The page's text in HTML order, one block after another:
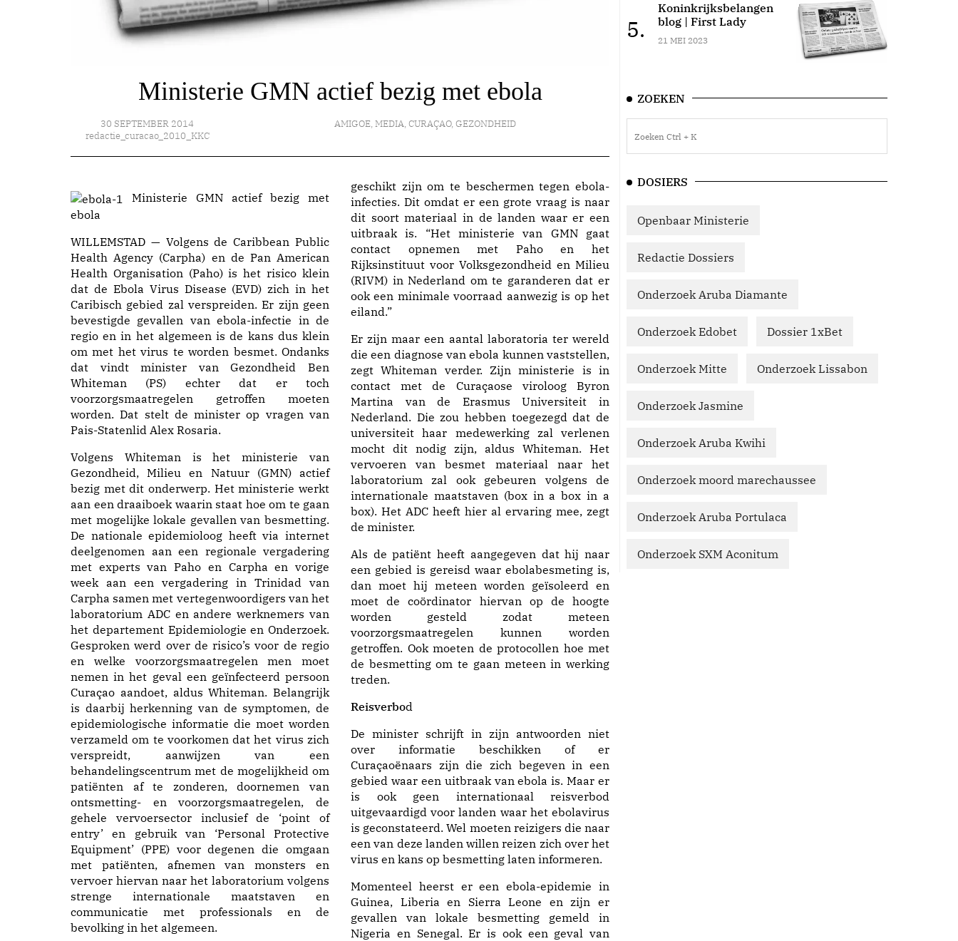
Ministerie GMN actief bezig met ebola
30 SEPTEMBER 2014
redactie_curacao_2010_KKC
AMIGOE,MEDIA,CURAÇAO,GEZONDHEID
Ministerie GMN actief bezig met
ebola
WILLEMSTAD — Volgens de Caribbean Public
Health Agency (Carpha) en de Pan American
Health Organisation (Paho) is het risico klein
dat de Ebola Virus Disease (EVD) zich in het
Caribisch gebied zal verspreiden. Er zijn geen
bevestigde gevallen van ebola-infectie in de
regio en in het algemeen is de kans dus klein
om met het virus te worden besmet. Ondanks
dat vindt minister van Gezondheid Ben
Whiteman (PS) echter dat er toch
voorzorgsmaatregelen getroffen moeten
worden. Dat stelt de minister op vragen van
Pais-Statenlid Alex Rosaria.
Volgens Whiteman is het ministerie van
Gezondheid, Milieu en Natuur (GMN) actief
bezig met dit onderwerp. Het ministerie werkt
aan een draaiboek waarin staat hoe om te gaan
met mogelijke lokale gevallen van besmetting.
De nationale epidemioloog heeft via internet
deelgenomen aan een regionale vergadering
met experts van Paho en Carpha en vorige
week aan een vergadering in Trinidad van
Carpha samen met vertegenwoordigers van het
laboratorium ADC en andere werknemers van
het departement Epidemiologie en Onderzoek.
Gesproken werd over de risico’s voor de regio
en welke voorzorgsmaatregelen men moet
nemen in het geval een geïnfecteerd persoon
Curaçao aandoet, aldus Whiteman. Belangrijk
is daarbij herkenning van de symptomen, de
epidemiologische informatie die moet worden
verzameld om te voorkomen dat het virus zich
verspreidt, aanwijzen van een
behandelingscentrum met de mogelijkheid om
patiënten af te zonderen, doornemen van
ontsmetting- en voorzorgsmaatregelen, de
gehele vervoersector inclusief de ‘point of
entry’ en gebruik van ‘Personal Protective
Equipment’ (PPE) voor degenen die omgaan
met patiënten, afnemen van monsters en
vervoer hiervan naar het laboratorium volgens
strenge internationale maatstaven en
communicatie met professionals en de
bevolking in het algemeen.
geschikt zijn om te beschermen tegen ebola-
infecties. Dit omdat er een grote vraag is naar
dit soort materiaal in de landen waar er een
uitbraak is. “Het ministerie van GMN gaat
contact opnemen met Paho en het
Rijksinstituut voor Volksgezondheid en Milieu
(RIVM) in Nederland om te garanderen dat er
ook een minimale voorraad aanwezig is op het
eiland.”
Er zijn maar een aantal laboratoria ter wereld
die een diagnose van ebola kunnen vaststellen,
zegt Whiteman verder. Zijn ministerie is in
contact met de Curaçaose viroloog Byron
Martina van de Erasmus Universiteit in
Nederland. Die zou hebben toegezegd dat de
universiteit haar medewerking zal verlenen
mocht dit nodig zijn, aldus Whiteman. Het
vervoeren van besmet materiaal naar het
laboratorium zal ook gebeuren volgens de
internationale maatstaven (box in a box in a
box). Het ADC heeft hier al ervaring mee, zegt
de minister.
Als de patiënt heeft aangegeven dat hij naar
een gebied is gereisd waar ebolabesmeting is,
dan moet hij meteen worden geïsoleerd en
moet de coördinator hiervan op de hoogte
worden gesteld zodat meteen
voorzorgsmaatregelen kunnen worden
getroffen. Ook moeten de protocollen hoe met
de besmetting om te gaan meteen in werking
treden.
Reisverbod
De minister schrijft in zijn antwoorden niet
over informatie beschikken of er
Curaçaoënaars zijn die zich begeven in een
gebied waar een uitbraak van ebola is. Maar er
is ook geen internationaal reisverbod
uitgevaardigd voor landen waar het ebolavirus
is geconstateerd. Wel moeten reizigers die naar
een van deze landen willen reizen zich over het
virus en kans op besmetting laten informeren.
Momenteel heerst er een ebola-epidemie in
Guinea, Liberia en Sierra Leone en zijn er
gevallen van lokale besmetting gemeld in
Nigeria en Senegal. Er is ook een geval van
5.
Koninkrijksbelangen
blog | First Lady
21 MEI 2023
ZOEKEN
DOSIERS
Openbaar Ministerie
Redactie Dossiers
Onderzoek Aruba Diamante
Onderzoek Edobet Dossier 1xBet
Onderzoek Mitte Onderzoek Lissabon
Onderzoek Jasmine
Onderzoek Aruba Kwihi
Onderzoek moord marechaussee
Onderzoek Aruba Portulaca
Onderzoek SXM Aconitum